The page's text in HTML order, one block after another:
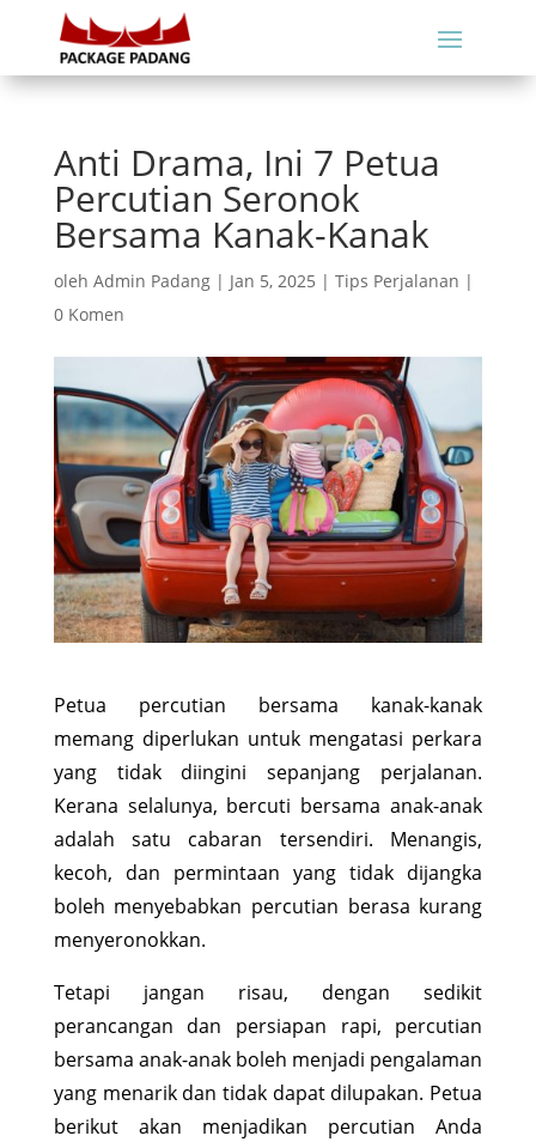
Anti Drama, Ini 7 Petua
Percutian Seronok
Bersama Kanak-Kanak
oleh Admin Padang| Jan 5, 2025 | Tips Perjalanan |
0 Komen
Petua percutian bersama kanak-kanak
memang diperlukan untuk mengatasi perkara
yang tidak diingini sepanjang perjalanan.
Kerana selalunya, bercuti bersama anak-anak
adalah satu cabaran tersendiri. Menangis,
kecoh, dan permintaan yang tidak dijangka
boleh menyebabkan percutian berasa kurang
menyeronokkan.
Tetapi jangan risau, dengan sedikit
perancangan dan persiapan rapi, percutian
bersama anak-anak boleh menjadi pengalaman
yang menarik dan tidak dapat dilupakan. Petua
berikut akan menjadikan percutian Anda